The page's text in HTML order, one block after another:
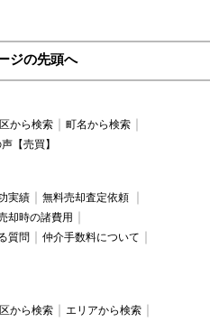
ジの先頭へ
から検索
町名から検索
【売買】
実績
無料売却査定依頼
却時の諸費用
質問
仲介手数料について
から検索
エリアから検索